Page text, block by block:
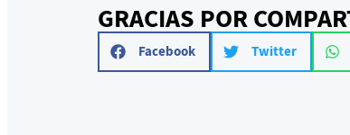
GRACIAS POR
Facebook Twitter